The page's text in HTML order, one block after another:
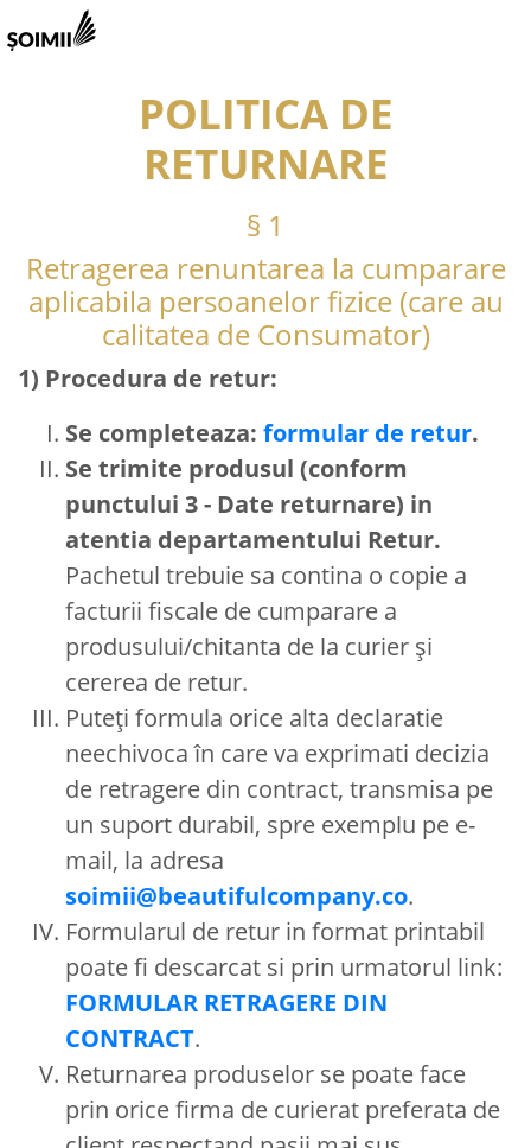
POLITICA DE
RETURNARE
§ 1
Retragerea renuntarea la cumparare
aplicabila persoanelor fizice (care au
calitatea de Consumator)
1) Procedura de retur:
Se completeaza: formular de retur.
Se trimite produsul (conform
punctului 3 - Date returnare) in
atentia departamentului Retur.
Pachetul trebuie sa contina o copie a
facturii fiscale de cumparare a
produsului/chitanta de la curier și
cererea de retur.
Puteți formula orice alta declaratie
neechivoca în care va exprimati decizia
de retragere din contract, transmisa pe
un suport durabil, spre exemplu pe e-
mail, la adresa
soimii@beautifulcompany.co.
Formularul de retur in format printabil
poate fi descarcat si prin urmatorul link:
FORMULAR RETRAGERE DIN
CONTRACT.
Returnarea produselor se poate face
prin orice firma de curierat preferata de